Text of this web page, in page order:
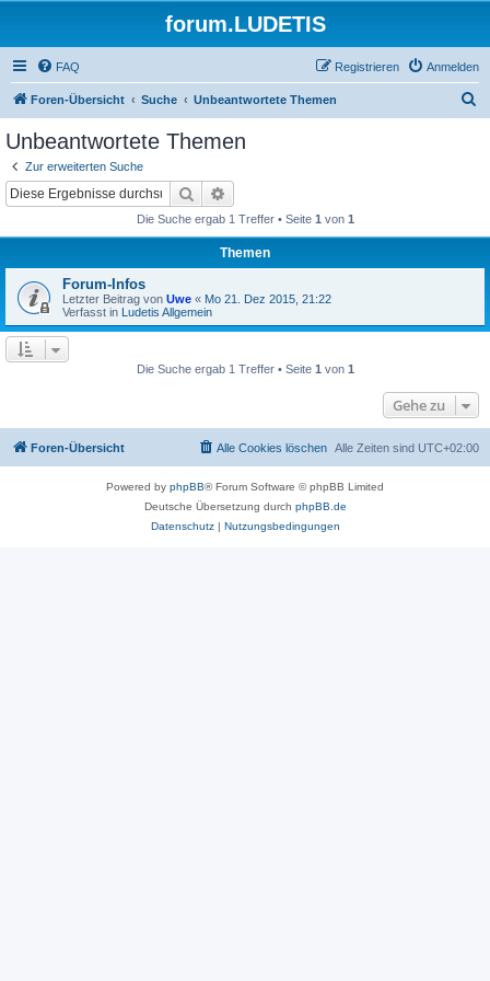
forum.LUDETIS
FAQ Anmelden
Registrieren
Foren-Übersicht Suche Unbeantwortete Themen
Unbeantwortete Themen
Zur erweiterten Suche
Suche
Die Suche ergab 1 Treffer • Seite 1 von 1
Themen
Forum-Infos
Letzter Beitrag von Uwe « Mo 21. Dez 2015, 21:22
Verfasst in Ludetis Allgemein
Die Suche ergab 1 Treffer • Seite 1 von 1
Gehe zu
Foren-Übersicht Alle Zeiten sind UTC+02:00
Alle Cookies löschen
Powered by phpBB® Forum Software © phpBB Limited
Deutsche Übersetzung durch phpBB.de
Datenschutz| Nutzungsbedingungen